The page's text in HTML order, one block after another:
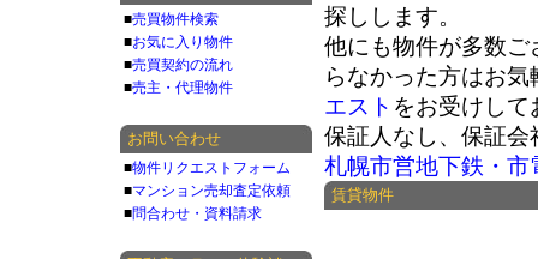
探しします。
他にも物件が多数
らなかった方はお
エスト をお受けして
保証人なし、保証
札幌市営地下鉄・市
賃貸物件
■売買物件検索
■お気に入り物件
■売買契約の流れ
■売主・代理物件
お問い合わせ
■物件リクエストフォーム
■マンション売却査定依頼
■問合わせ・資料請求